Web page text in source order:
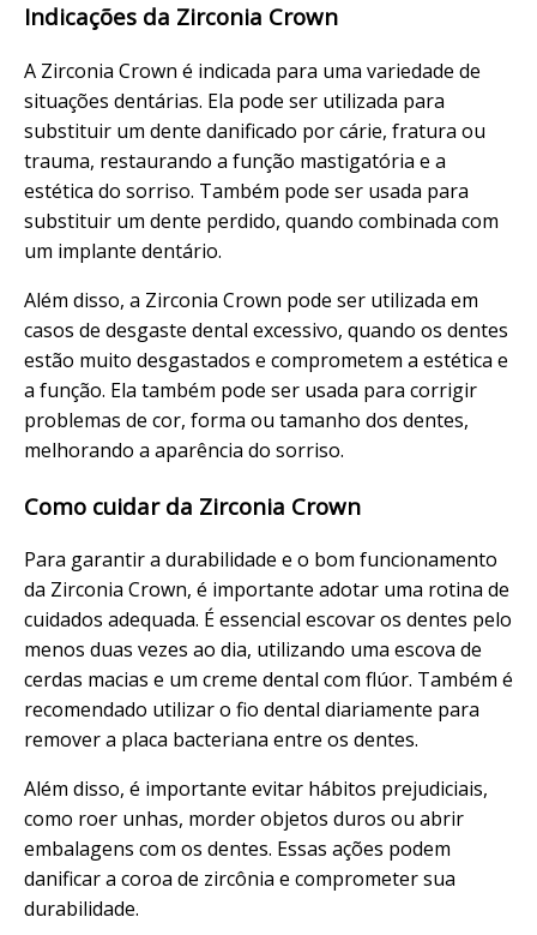
Indicações da Zirconia Crown
A Zirconia Crown é indicada para uma variedade de
situações dentárias. Ela pode ser utilizada para
substituir um dente danificado por cárie, fratura ou
trauma, restaurando a função mastigatória e a
estética do sorriso. Também pode ser usada para
substituir um dente perdido, quando combinada com
um implante dentário.
Além disso, a Zirconia Crown pode ser utilizada em
casos de desgaste dental excessivo, quando os dentes
estão muito desgastados e comprometem a estética e
a função. Ela também pode ser usada para corrigir
problemas de cor, forma ou tamanho dos dentes,
melhorando a aparência do sorriso.
Como cuidar da Zirconia Crown
Para garantir a durabilidade e o bom funcionamento
da Zirconia Crown, é importante adotar uma rotina de
cuidados adequada. É essencial escovar os dentes pelo
menos duas vezes ao dia, utilizando uma escova de
cerdas macias e um creme dental com flúor. Também é
recomendado utilizar o fio dental diariamente para
remover a placa bacteriana entre os dentes.
Além disso, é importante evitar hábitos prejudiciais,
como roer unhas, morder objetos duros ou abrir
embalagens com os dentes. Essas ações podem
danificar a coroa de zircônia e comprometer sua
durabilidade.